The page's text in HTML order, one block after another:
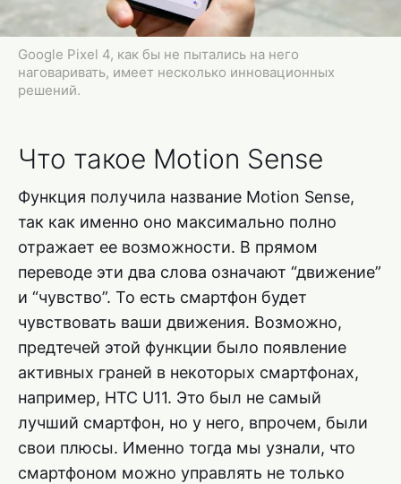
Google Pixel 4, как бы не пытались на него
наговаривать, имеет несколько инновационных
решений.
Что такое Motion Sense
Функция получила название Motion Sense,
так как именно оно максимально полно
отражает ее возможности. В прямом
переводе эти два слова означают “движение”
и “чувство”. То есть смартфон будет
чувствовать ваши движения. Возможно,
предтечей этой функции было появление
активных граней в некоторых смартфонах,
например, HTC U11. Это был не самый
лучший смартфон, но у него, впрочем, были
свои плюсы. Именно тогда мы узнали, что
смартфоном можно управлять не только